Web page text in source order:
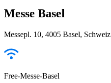
Messe Basel
Messepl. 10, 4005 Basel, Schweiz
Free-Messe-Basel